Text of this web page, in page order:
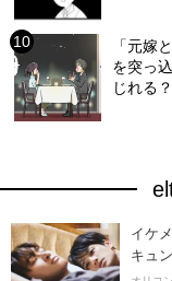
「元嫁
を突っ
じれる？
イケ
キュン